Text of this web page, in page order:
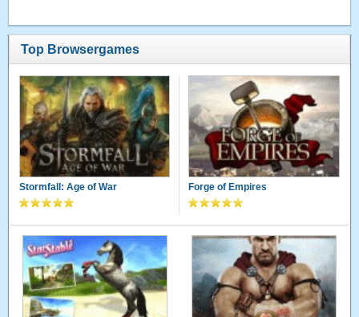
Top Browsergames
Stormfall: Age of War Forge of Empires